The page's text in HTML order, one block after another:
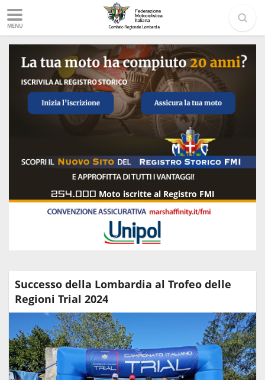
MENU
254.000 Moto iscritte al Registro FMI
Successo della Lombardia al Trofeo delle
Regioni Trial 2024